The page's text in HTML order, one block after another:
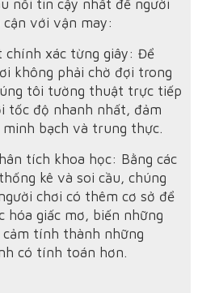
nối tin cậy nhất để người
với vận may:
chính xác từng giây: Để
không phải chờ đợi trong
tôi tường thuật trực tiếp
tốc độ nhanh nhất, đảm
bạch và trung thực.
tích khoa học: Bằng các
kê và soi cầu, chúng
chơi có thêm cơ sở để
hóa giấc mơ, biến những
cảm tính thành những
có tính toán hơn.